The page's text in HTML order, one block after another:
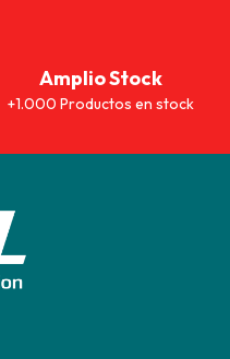
Amplio Stock
+1.000 Productos en stock